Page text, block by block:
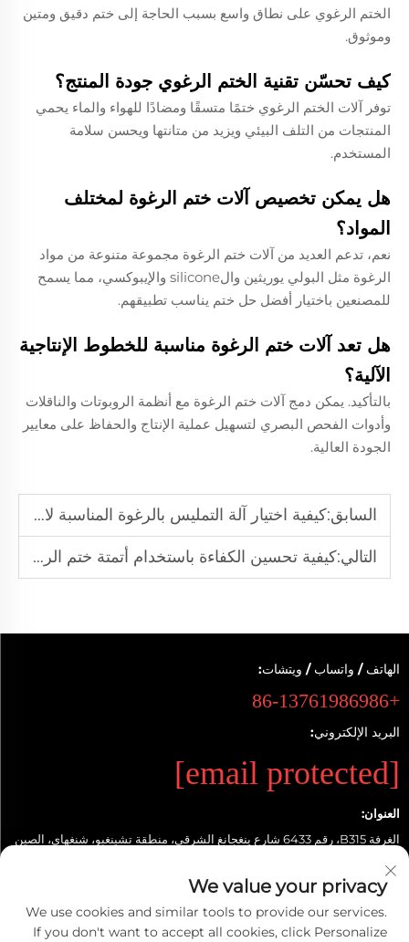
الختم الرغوي على نطاق واسع بسبب الحاجة إلى ختم دقيق ومتين
وموثوق.
كيف تحسّن تقنية الختم الرغوي جودة المنتج؟
توفر آلات الختم الرغوي ختمًا متسقًا ومضادًا للهواء والماء يحمي
المنتجات من التلف البيئي ويزيد من متانتها ويحسن سلامة
المستخدم.
هل يمكن تخصيص آلات ختم الرغوة لمختلف
المواد؟
نعم، تدعم العديد من آلات ختم الرغوة مجموعة متنوعة من مواد
الرغوة مثل البولي يوريثين والsilicone والإيبوكسي، مما يسمح
للمصنعين باختيار أفضل حل ختم يناسب تطبيقهم.
هل تعد آلات ختم الرغوة مناسبة للخطوط الإنتاجية
الآلية؟
بالتأكيد. يمكن دمج آلات ختم الرغوة مع أنظمة الروبوتات والناقلات
وأدوات الفحص البصري لتسهيل عملية الإنتاج والحفاظ على معايير
الجودة العالية.
السابق:كيفية اختيار آلة التمليس بالرغوة المناسبة لاحتياجاتك؟
التالي:كيفية تحسين الكفاءة باستخدام أتمتة ختم الرغوة؟
الهاتف / واتساب / ويتشات:
+86-13761986986
البريد الإلكتروني:
[email protected]
العنوان:
الغرفة B315، رقم 6433 شارع ينغجانغ الشرقي، منطقة تشينغبو، شنغهاي، الصين
روابط سريعة
منتجات
We value your privacy
We use cookies and similar tools to provide our services.
If you don't want to accept all cookies, click Personalize